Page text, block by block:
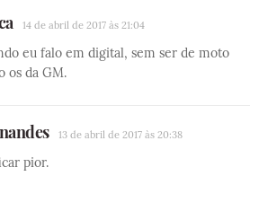
14 de abril de 2017 às 21:04
eu falo em digital, sem ser de moto
os da GM.
13 de abril de 2017 às 20:38
pior.